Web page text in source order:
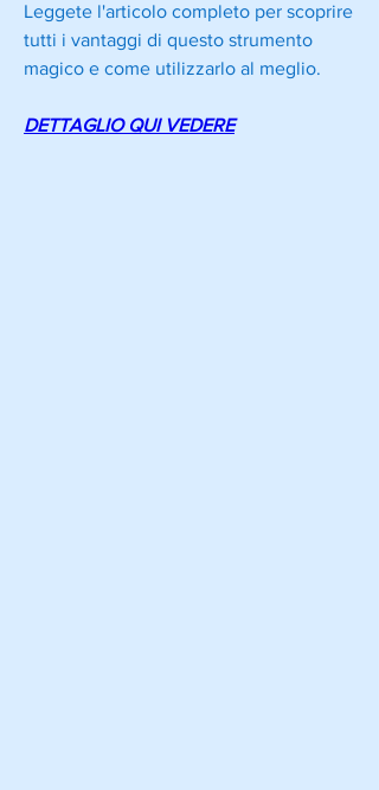
Leggete l'articolo completo per scoprire
tutti i vantaggi di questo strumento
magico e come utilizzarlo al meglio.
DETTAGLIO QUI VEDERE